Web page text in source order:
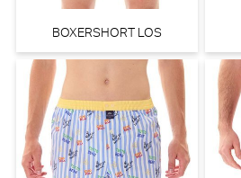
BOXERSHORT LOS